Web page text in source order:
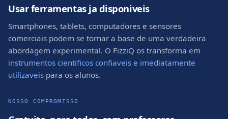
Usar ferramentas ja disponiveis
Smartphones, tablets, computadores e sensores
comerciais podem se tornar a base de uma verdadeira
abordagem experimental. O FizziQ os transforma em
instrumentos cientificos confiaveis e imediatamente
utilizaveis para os alunos.
NOSSO COMPROMISSO